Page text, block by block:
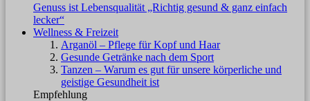
Genuss ist Lebensqualität „Richtig gesund & ganz einfach
lecker“
Wellness & Freizeit
Arganöl – Pflege für Kopf und Haar
Gesunde Getränke nach dem Sport
Tanzen – Warum es gut für unsere körperliche und
geistige Gesundheit ist
Empfehlung